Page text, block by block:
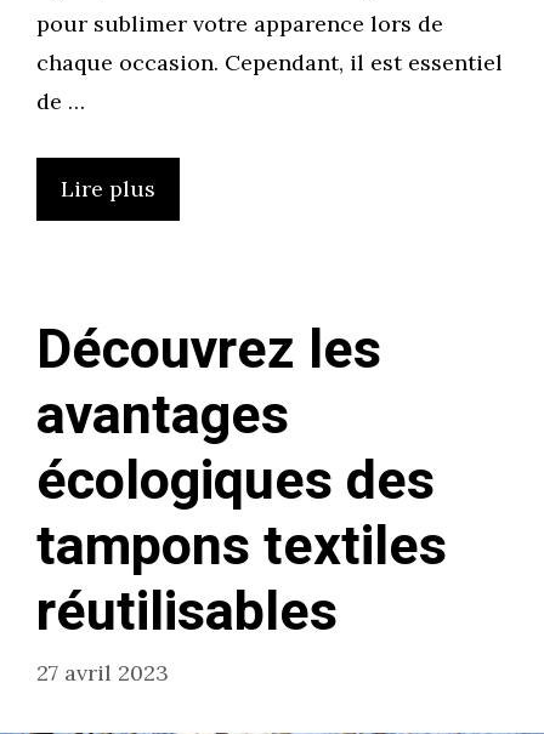
pour sublimer votre apparence lors de
chaque occasion. Cependant, il est essentiel
de …
Lire plus
Découvrez les
avantages
écologiques des
tampons textiles
réutilisables
27 avril 2023